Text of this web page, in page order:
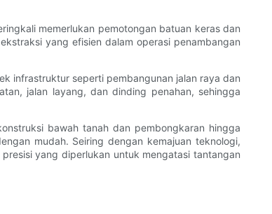
memerlukan pemotongan batuan keras dan
yang efisien dalam operasi penambangan
infrastruktur seperti pembangunan jalan raya dan
jalan layang, dan dinding penahan, sehingga
bawah tanah dan pembongkaran hingga
mudah. Seiring dengan kemajuan teknologi,
yang diperlukan untuk mengatasi tantangan